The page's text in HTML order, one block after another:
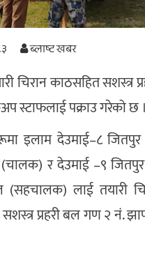
बिचार सम्पादकीय
अन्तरवार्ता संस्कृति
ब्लाष्ट खबर
चिरान काठसहित सशस्त्र
स्टाफलाई पक्राउ गरेको छ ।
इलाम देउमाई–८
र देउमाई –९ जितपुर
(सहचालक) लाई तयारी
सशस्त्र प्रहरी बल गण २ नं.